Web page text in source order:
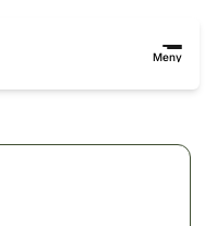
Meny